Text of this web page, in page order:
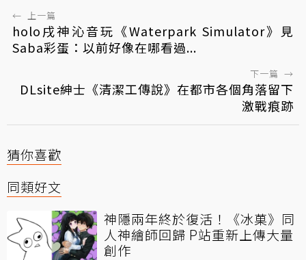
← 上一篇
holo戌神沁音玩《Waterpark Simulator》見
Saba彩蛋：以前好像在哪看過...
下一篇 →
DLsite紳士《清潔工傳說》在都市各個角落留下
激戰痕跡
猜你喜歡
同類好文
神隱兩年終於復活！《冰菓》同
人神繪師回歸 P站重新上傳大量
創作